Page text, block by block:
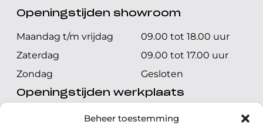
Beheer toestemming
Openingstijden showroom
Maandag t/m vrijdag
09.00 tot 18.00 uur
Zaterdag
09.00 tot 17.00 uur
Zondag
Gesloten
Openingstijden werkplaats
Maandag t/m vrijdag
08.00 tot 17.00 uur